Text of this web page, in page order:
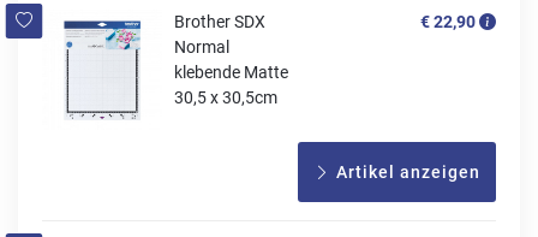
Brother SDX
Normal
klebende Matte
30,5 x 30,5cm
€ 22,90
Artikel anzeigen